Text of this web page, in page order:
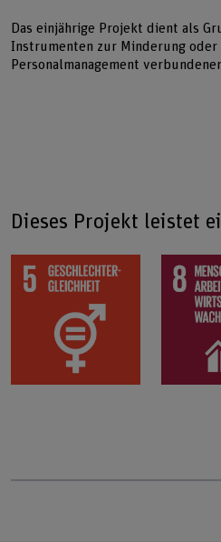
Das einjährige Projekt dient als
Instrumenten zur Minderung
Personalmanagement
Dieses Projekt leistet